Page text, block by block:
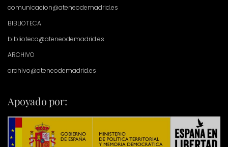
comunicacion@ateneodemadrid.es
BIBLIOTECA
biblioteca@ateneodemadrid.es
ARCHIVO
archivo@ateneodemadrid.es
Apoyado por: